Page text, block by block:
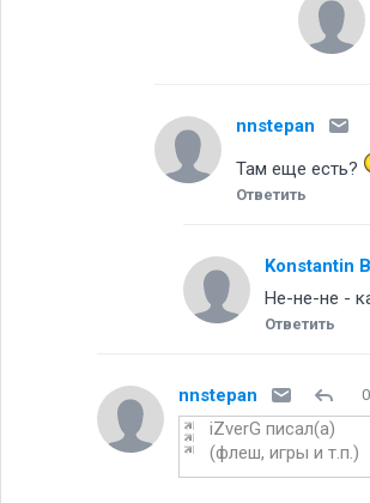
nnstepan
Там еще есть
Ответить
Konstantin
Не-не-не -
Ответить
nnstepan
iZverG писал(а)
(флеш, игры и т.п.)